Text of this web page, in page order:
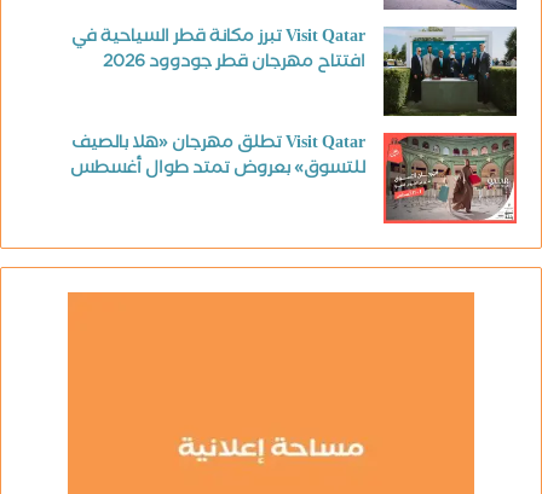
Visit Qatar تبرز مكانة قطر السياحية في
افتتاح مهرجان قطر جودوود 2026
Visit Qatar تطلق مهرجان «هلا بالصيف
للتسوق» بعروض تمتد طوال أغسطس